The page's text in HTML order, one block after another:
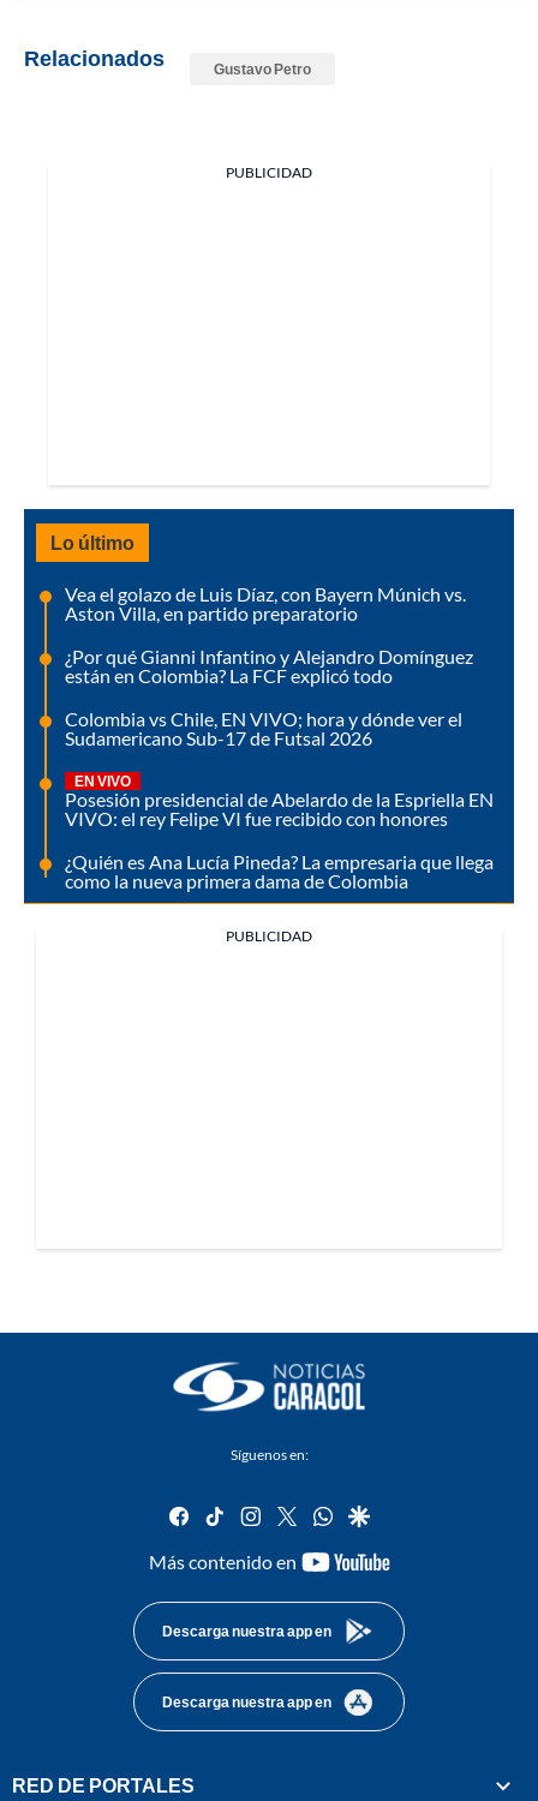
Relacionados Gustavo Petro
PUBLICIDAD
Lo último
Vea el golazo de Luis Díaz, con Bayern Múnich vs.
Aston Villa, en partido preparatorio
¿Por qué Gianni Infantino y Alejandro Domínguez
están en Colombia? La FCF explicó todo
Colombia vs Chile, EN VIVO; hora y dónde ver el
Sudamericano Sub-17 de Futsal 2026
EN VIVO
Posesión presidencial de Abelardo de la Espriella EN
VIVO: el rey Felipe VI fue recibido con honores
¿Quién es Ana Lucía Pineda? La empresaria que llega
como la nueva primera dama de Colombia
PUBLICIDAD
Síguenos en:
facebook
tiktok instagram
twitterwhatsapp
google
Más contenido en
youtube-
Descarga nuestra app en
Descarga nuestra app en
RED DE PORTALES